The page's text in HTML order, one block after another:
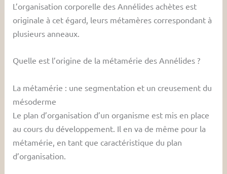
L’organisation corporelle des Annélides achètes est
originale à cet égard, leurs métamères correspondant à
plusieurs anneaux.
Quelle est l’origine de la métamérie des Annélides ?
La métamérie : une segmentation et un creusement du
mésoderme
Le plan d’organisation d’un organisme est mis en place
au cours du développement. Il en va de même pour la
métamérie, en tant que caractéristique du plan
d’organisation.